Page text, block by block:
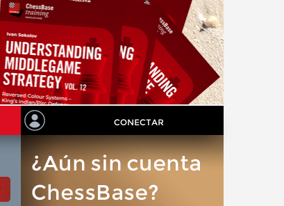
CONECTAR
¿Aún sin cuenta
ChessBase?